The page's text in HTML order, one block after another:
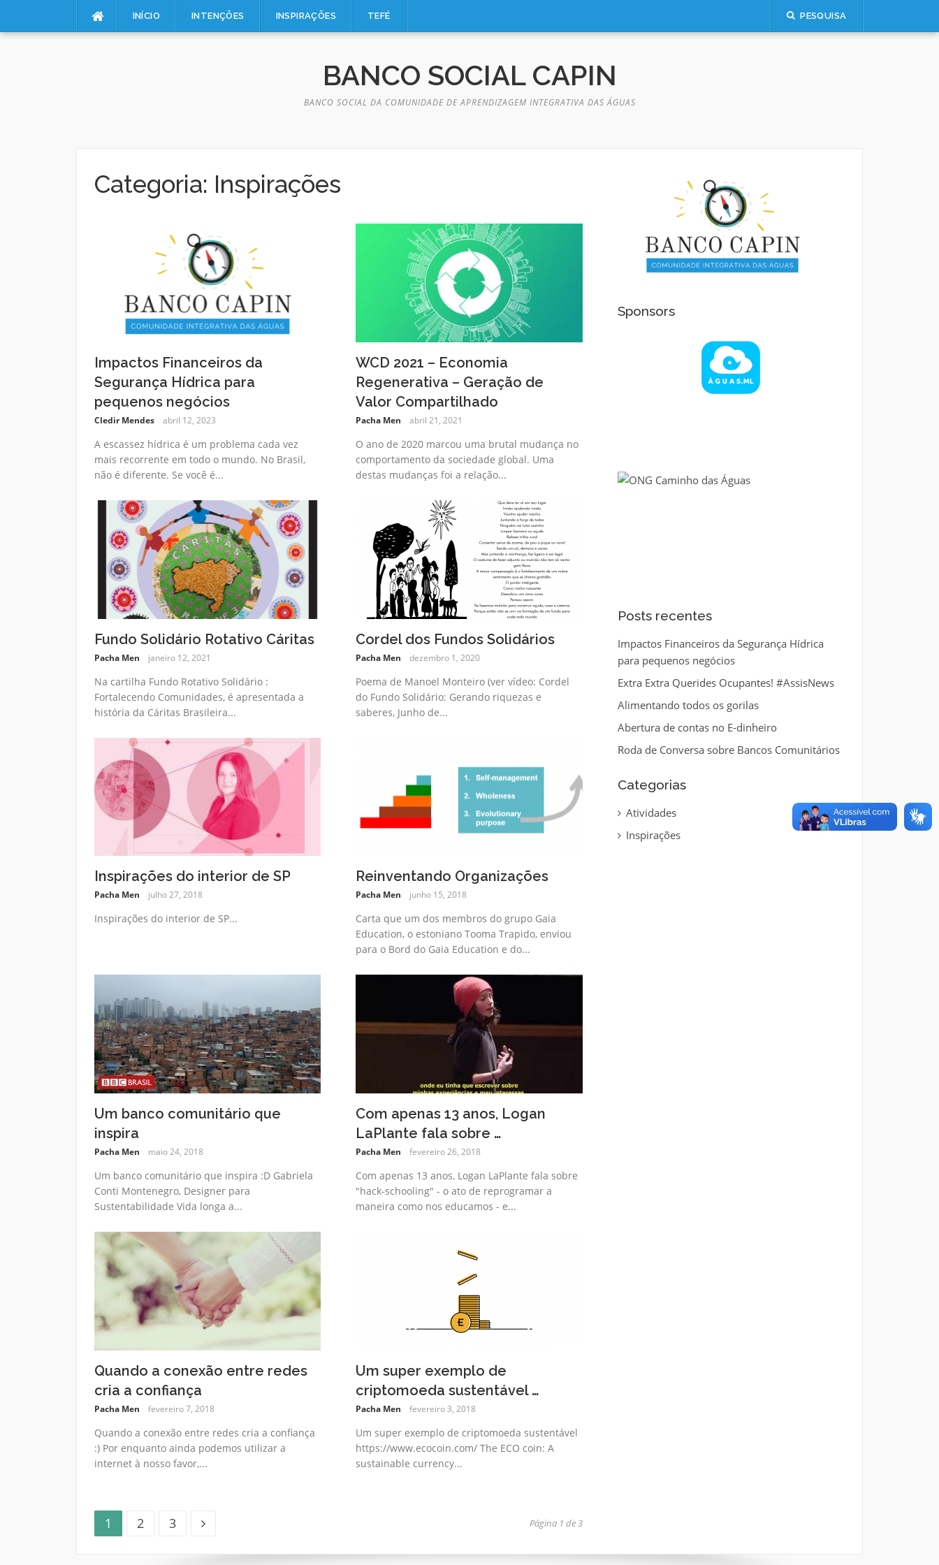
para
INÍCIO INTENÇÕES INSPIRAÇÕES TEFÉ PESQUISA
BANCO SOCIAL CAPIN
BANCO SOCIAL DA COMUNIDADE DE APRENDIZAGEM INTEGRATIVA DAS ÁGUAS
Categoria: Inspirações
Impactos Financeiros da
Segurança Hídrica para
pequenos negócios
Cledir Mendes abril 12, 2023
A escassez hídrica é um problema cada vez
mais recorrente em todo o mundo. No Brasil,
não é diferente. Se você é...
WCD 2021 – Economia
Regenerativa – Geração de
Valor Compartilhado
Pacha Men abril 21, 2021
O ano de 2020 marcou uma brutal mudança no
comportamento da sociedade global. Uma
destas mudanças foi a relação...
Fundo Solidário Rotativo Cáritas
Pacha Men janeiro 12, 2021
Na cartilha Fundo Rotativo Solidário :
Fortalecendo Comunidades, é apresentada a
história da Cáritas Brasileira...
Cordel dos Fundos Solidários
Pacha Men dezembro 1, 2020
Poema de Manoel Monteiro (ver vídeo: Cordel
do Fundo Solidário: Gerando riquezas e
saberes, Junho de...
Inspirações do interior de SP
Pacha Men julho 27, 2018
Inspirações do interior de SP...
Reinventando Organizações
Pacha Men junho 15, 2018
Carta que um dos membros do grupo Gaia
Education, o estoniano Tooma Trapido, enviou
para o Bord do Gaia Education e do...
Um banco comunitário que
inspira
Pacha Men maio 24, 2018
Um banco comunitário que inspira :D Gabriela
Conti Montenegro, Designer para
Sustentabilidade Vida longa a...
Com apenas 13 anos, Logan
LaPlante fala sobre …
Pacha Men fevereiro 26, 2018
Com apenas 13 anos, Logan LaPlante fala sobre
"hack-schooling" - o ato de reprogramar a
maneira como nos educamos - e...
Quando a conexão entre redes
cria a confiança
Pacha Men fevereiro 7, 2018
Quando a conexão entre redes cria a confiança
:) Por enquanto ainda podemos utilizar a
internet à nosso favor,...
Um super exemplo de
criptomoeda sustentável …
Pacha Men fevereiro 3, 2018
Um super exemplo de criptomoeda sustentável
https://www.ecocoin.com/ The ECO coin: A
sustainable currency...
Paginação
Página
1 Página
2 Página
3 Página 1 de 3
Sponsors
Posts recentes
Impactos Financeiros da Segurança Hídrica
para pequenos negócios
Extra Extra Querides Ocupantes! #AssisNews
Alimentando todos os gorilas
Abertura de contas no E-dinheiro
Roda de Conversa sobre Bancos Comunitários
Categorias
Atividades
Inspirações